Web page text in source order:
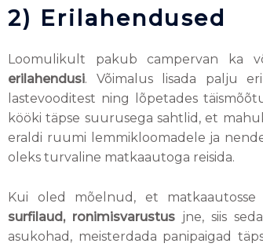
2) Erilahendused
Loomulikult pakub campervan ka
erilahendusi. Võimalus lisada palju
lastevooditest ning lõpetades
kööki täpse suurusega sahtlid, et
eraldi ruumi lemmikloomadele ja
oleks turvaline matkaautoga reisida.
Kui oled mõelnud, et
surfilaud, ronimisvarustus jne, siis
asukohad, meisterdada panipaigad